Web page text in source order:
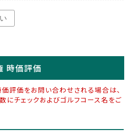
時価評価
評価をお問い合わせされる場合は、
にチェックおよびゴルフコース名をご